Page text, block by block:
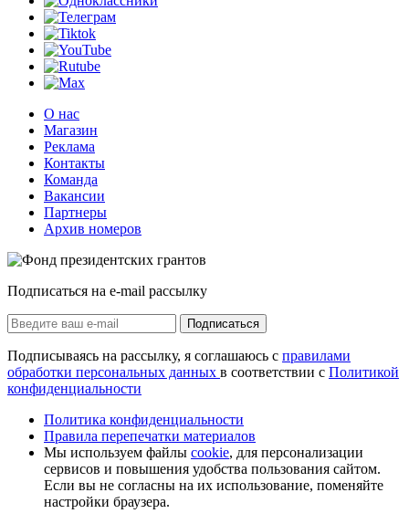
О нас
Магазин
Реклама
Контакты
Команда
Вакансии
Партнеры
Архив номеров
Подписаться на e-mail рассылку
Подписаться
Подписываясь на рассылку, я соглашаюсь с правилами
обработки персональных данных в соответствии с Политикой
конфиденциальности
Политика конфиденциальности
Правила перепечатки материалов
Мы используем файлы cookie, для персонализации
сервисов и повышения удобства пользования сайтом.
Если вы не согласны на их использование, поменяйте
настройки браузера.